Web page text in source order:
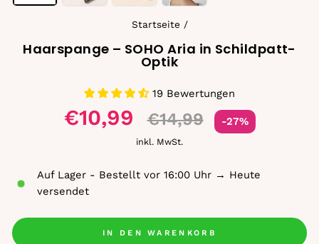
Startseite /
Haarspange – SOHO Aria in Schildpatt-
Optik
19 Bewertungen
€10,99 €14,99
Sonderpreis
-27%
inkl. MwSt.
Auf Lager - Bestellt vor 16:00 Uhr → Heute
versendet
IN DEN WARENKORB